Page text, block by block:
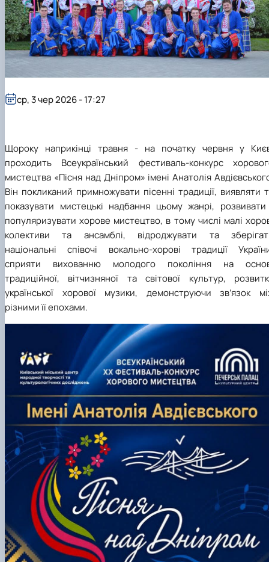
Гурток "Декоративна флористика"
Прес-студія "Ідеал"
Інструментальний ансамбль "Дивосвіт"
Мистецька студія "Вовняні мрії"
Тріо "ТоНіка"
Щороку наприкінці травня - на початку червня у
проходить Всеукраїнський фестиваль-конкурс
мистецтва «Пісня над Дніпром» імені Анатолія
Він покликаний примножувати пісенні традиції, виявляти
показувати мистецькі надбання цьому жанрі, розвивати
популяризувати хорове мистецтво, в тому числі малі
колективи та ансамблі, відроджувати та
національні співочі вокально-хорові традиції
сприяти вихованню молодого покоління на
традиційної, вітчизняної та світової культур,
української хорової музики, демонструючи зв’язок
різними її епохами.
ср, 3 чер 2026 - 17:27